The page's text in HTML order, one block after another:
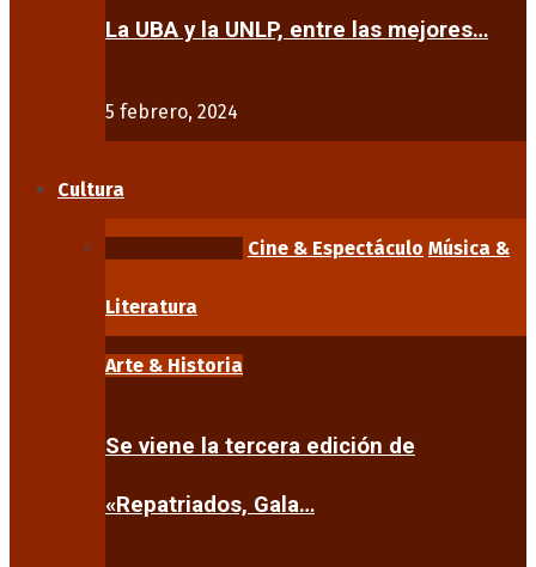
La UBA y la UNLP, entre las mejores…
5 febrero, 2024
Cultura
Cine & Espectáculo Música &
Literatura
Arte & Historia
Se viene la tercera edición de
«Repatriados, Gala…